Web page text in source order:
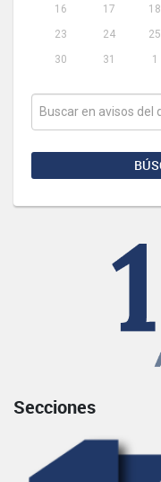
16
17 18
23
24 25
30
31 1
Secciones